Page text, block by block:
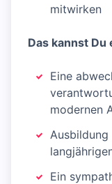
mitwirken
Das kannst Du
Eine
modernen
Ein